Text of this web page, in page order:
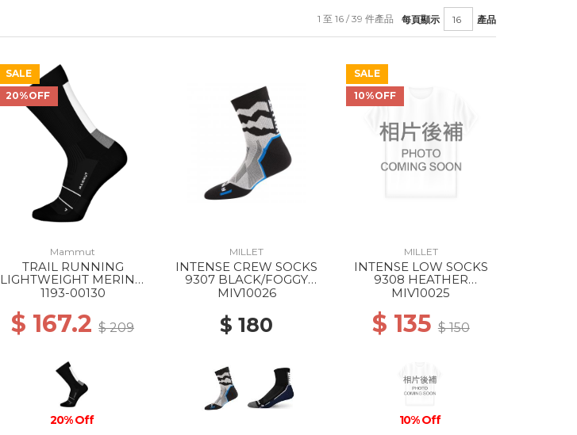
每頁顯示 產品
1 至 16 / 39 件產品
SALE
20%OFF
Mammut
TRAIL RUNNING
LIGHTWEIGHT MERINO
CREW SOCKS 0047
1193-00130
$ 167.2$ 209
20% Off
MILLET
INTENSE CREW SOCKS
9307 BLACK/FOGGY
DEW
MIV10026
$ 180
SALE
10%OFF
MILLET
INTENSE LOW SOCKS
9308 HEATHER
GREY/ICON BLUE
MIV10025
$ 135 $ 150
10% Off